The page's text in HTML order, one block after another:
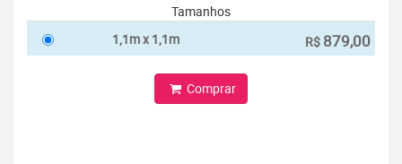
Tamanhos
1,1m x 1,1m
R$ 879,00
Comprar